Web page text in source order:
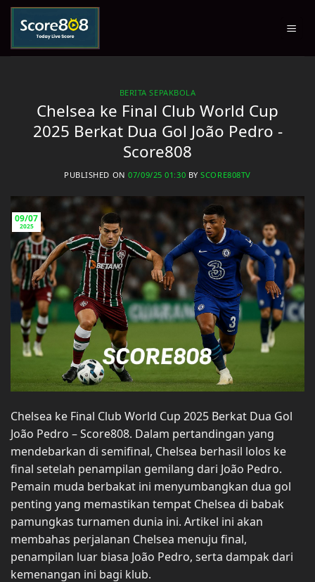
Skip
content
BERITA SEPAKBOLA
Chelsea ke Final Club World Cup
2025 Berkat Dua Gol João Pedro -
Score808
PUBLISHED ON07/09/25 01:30 BYSCORE808TV
09/07
2025
Chelsea ke Final Club World Cup 2025 Berkat Dua Gol
João Pedro – Score808. Dalam pertandingan yang
mendebarkan di semifinal, Chelsea berhasil lolos ke
final setelah penampilan gemilang dari João Pedro.
Pemain muda berbakat ini menyumbangkan dua gol
penting yang memastikan tempat Chelsea di babak
pamungkas turnamen dunia ini. Artikel ini akan
membahas perjalanan Chelsea menuju final,
penampilan luar biasa João Pedro, serta dampak dari
kemenangan ini bagi klub.